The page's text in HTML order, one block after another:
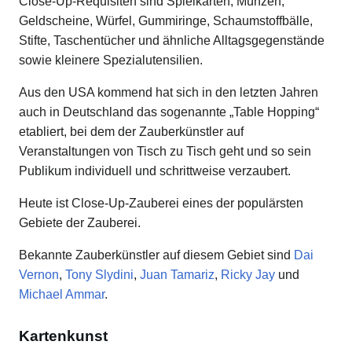
Geldscheine, Würfel, Gummiringe, Schaumstoffbälle,
Stifte, Taschentücher und ähnliche Alltagsgegenstände
sowie kleinere Spezialutensilien.
Aus den USA kommend hat sich in den letzten Jahren
auch in Deutschland das sogenannte „Table Hopping“
etabliert, bei dem der Zauberkünstler auf
Veranstaltungen von Tisch zu Tisch geht und so sein
Publikum individuell und schrittweise verzaubert.
Heute ist Close-Up-Zauberei eines der populärsten
Gebiete der Zauberei.
Bekannte Zauberkünstler auf diesem Gebiet sind Dai
Vernon, Tony Slydini, Juan Tamariz, Ricky Jay und
Michael Ammar.
Kartenkunst